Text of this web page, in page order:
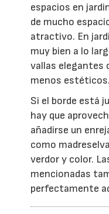
espacios en
de mucho
atractivo. En
muy bien a lo
vallas elegantes
menos estéticos.
Si el borde está
hay que
añadirse un
como
verdor y color.
mencionadas
perfectamente